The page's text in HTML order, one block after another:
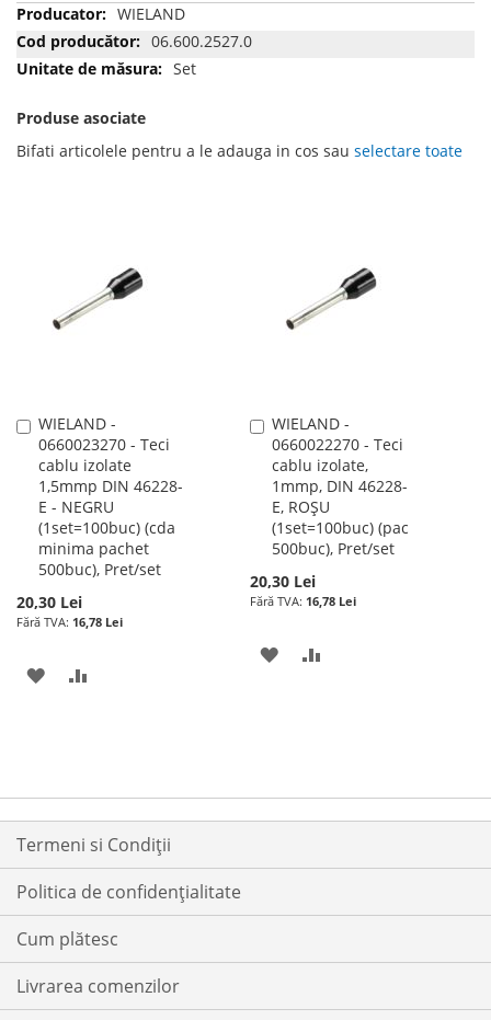
Mai
multe
informatii
WIELAND
06.600.2527.0
Set
Produse asociate
Bifati articolele pentru a le adauga in cos sau selectare toate
WIELAND -
0660023270 - Teci
cablu izolate
1,5mmp DIN 46228-
E - NEGRU
(1set=100buc) (cda
minima pachet
500buc), Pret/set
20,30 Lei
16,78 Lei
Adauga
în
cos
ADAUGATI
DORINTE
WIELAND -
0660022270 - Teci
cablu izolate,
1mmp, DIN 46228-
E, ROȘU
(1set=100buc) (pac
500buc), Pret/set
20,30 Lei
16,78 Lei
Adauga
în
cos
ADAUGATI
DORINTE
Termeni si Condiții
Politica de confidențialitate
Cum plătesc
Livrarea comenzilor